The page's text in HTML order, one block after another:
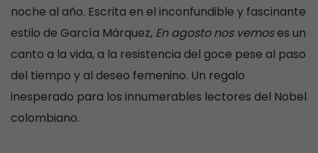
noche al año. Escrita en el inconfundible y fascinante
estilo de García Márquez, En agosto nos vemoses un
canto a la vida, a la resistencia del goce pese al paso
del tiempo y al deseo femenino. Un regalo
inesperado para los innumerables lectores del Nobel
colombiano.